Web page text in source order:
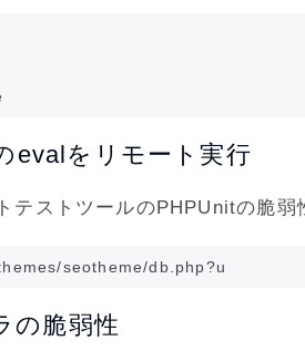
evalをリモート実行
テストツールのPHPUnitの脆
の脆弱性